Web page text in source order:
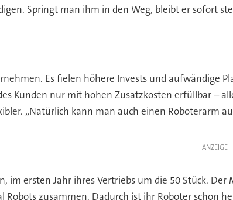
Springt man ihm in den Weg, bleibt er sofort
Es fielen höhere Invests und aufwändige
Kunden nur mit hohen Zusatzkosten erfüllbar –
„Natürlich kann man auch einen Roboterarm
ANZEIGE
ersten Jahr ihres Vertriebs um die 50 Stück. Der
zusammen. Dadurch ist ihr Roboter schon